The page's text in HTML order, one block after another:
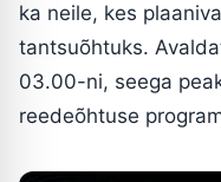
ka neile, kes
tantsuõhtuks.
03.00-ni, seega
reedeõhtuse